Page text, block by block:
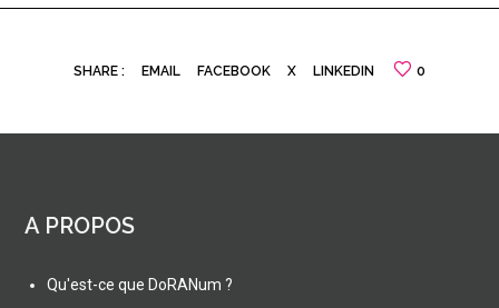
SHARE : EMAIL FACEBOOK X LINKEDIN 0
A PROPOS
Qu'est-ce que DoRANum ?